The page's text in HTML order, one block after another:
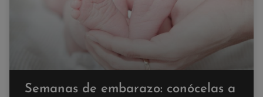
Semanas de embarazo: conócelas a